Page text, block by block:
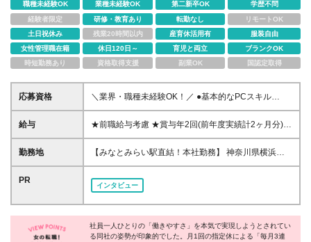
職種未経験OK 業種未経験OK 第二新卒OK
学歴不問
経験者限定
研修・教育あり 転勤なし
リモートOK
土日祝休み
残業20時間以内 産育休活用有
服装自由
女性管理職在籍
休日120日～ 育児と両立
ブランクOK
時短勤務あり
資格取得支援 副業OK 国認定取得
応募資格
＼業界・職種未経験OK！／ ●基本的なPCスキル
（Word、Excel、メール対応など） ●学歴不問 ＼こん
な方にピッタリです!／ ●「スピード対応で感謝される
自分で段取りを組んで仕事を進めたい方 ●周囲とコミ
ュニケーションを取りながら働くのが好きな方 ●効率
方
給与
★前職給与考慮 ★賞与年2回(前年度実績計2ヶ月分)＋
別途決算賞与の支給実績あり 月給25万円～35万円 ※
前職の給与や経験を考慮して決定します ※固定残業代
「4ヶ月＋当月末までの日数」となります）。期間中
勤務地
【みなとみらい駅直結！本社勤務】 神奈川県横浜市
西区みなとみらい3-6-4 みなとみらいビジネススクエ
ア9F (変更の範囲)上記を除く当社関連勤務地 本社所
在地：神奈川県
PR
インタビュー
社員一人ひとりの「働きやすさ」を本気で実現しようとされてい
る同社の姿勢が印象的でした。月1回の指定休による「毎月3連